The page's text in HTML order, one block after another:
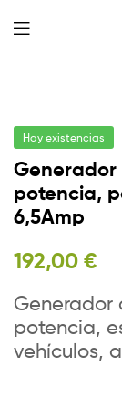
Hay existencias
Generador
potencia,
6,5Amp
192,00 €
Generador
potencia,
vehículos,